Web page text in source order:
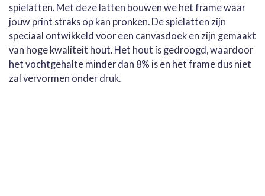
spielatten. Met deze latten bouwen we het frame waar
jouw print straks op kan pronken. De spielatten zijn
speciaal ontwikkeld voor een canvasdoek en zijn gemaakt
van hoge kwaliteit hout. Het hout is gedroogd, waardoor
het vochtgehalte minder dan 8% is en het frame dus niet
zal vervormen onder druk.